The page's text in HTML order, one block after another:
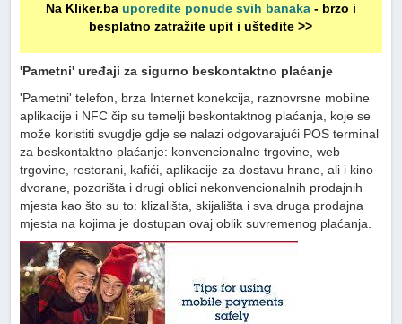
Na Kliker.ba uporedite ponude svih banaka- brzo i
besplatno zatražite upit i uštedite >>
'Pametni' uređaji za sigurno beskontaktno plaćanje
'Pametni' telefon, brza Internet konekcija, raznovrsne mobilne
aplikacije i NFC čip su temelji beskontaktnog plaćanja, koje se
može koristiti svugdje gdje se nalazi odgovarajući POS terminal
za beskontaktno plaćanje: konvencionalne trgovine, web
trgovine, restorani, kafići, aplikacije za dostavu hrane, ali i kino
dvorane, pozorišta i drugi oblici nekonvencionalnih prodajnih
mjesta kao što su to: klizališta, skijališta i sva druga prodajna
mjesta na kojima je dostupan ovaj oblik suvremenog plaćanja.